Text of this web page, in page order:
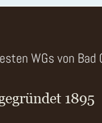
WGs von Bad